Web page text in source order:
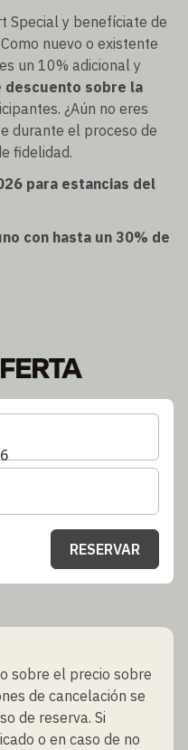
Special y benefíciate de
nuevo o existente
un 10% adicional y
descuento sobre la
¿Aún no eres
durante el proceso de
fidelidad.
para estancias del
con hasta un 30% de
y huéspedes
RESERVAR
sobre el precio sobre
de cancelación se
de reserva. Si
o en caso de no